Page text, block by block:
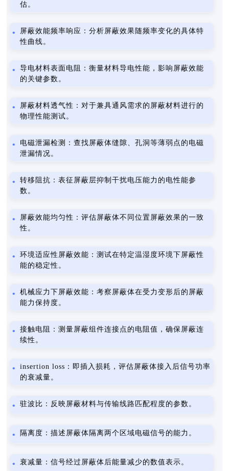
估。
屏蔽效能频率响应：分析屏蔽效果随频率变化的具体特
性曲线。
导电材料表面电阻：衡量材料导电性能，影响屏蔽效能
的关键参数。
屏蔽材料透气性：对于兼具通风需求的屏蔽材料进行的
物理性能测试。
电磁泄漏检测：查找屏蔽体缝隙、孔洞等薄弱点的电磁
泄漏情况。
转移阻抗：表征屏蔽层抑制干扰电压能力的电性能参
数。
屏蔽效能均匀性：评估屏蔽体不同位置屏蔽效果的一致
性。
环境适应性屏蔽效能：测试在特定温湿度环境下屏蔽性
能的稳定性。
机械应力下屏蔽效能：考察屏蔽体在受力变形后的屏蔽
能力保持度。
接触电阻：测量屏蔽组件连接点的电阻值，确保屏蔽连
续性。
insertion loss：即插入损耗，评估屏蔽体接入后信号功率
的衰减量。
驻波比：反映屏蔽材料与传输线路匹配程度的参数。
隔离度：描述屏蔽体隔离两个区域电磁信号的能力。
衰减量：信号经过屏蔽体后能量减少的数值表示。